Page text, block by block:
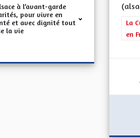
à l’avant-garde
pour vivre en
et avec dignité tout
la vie
La
en